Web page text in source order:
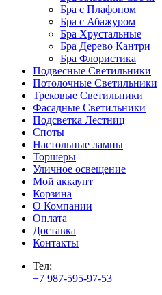
Бра с Плафоном
Бра с Абажуром
Бра Хрустальные
Бра Дерево Кантри
Бра Флористика
Подвесные Светильники
Потолочные Светильники
Трековые Светильники
Фасадные Светильники
Подсветка Лестниц
Споты
Настольные лампы
Торшеры
Уличное освещение
Мой аккаунт
Корзина
О Компании
Оплата
Доставка
Контакты
Тел:
+7 987-595-97-53